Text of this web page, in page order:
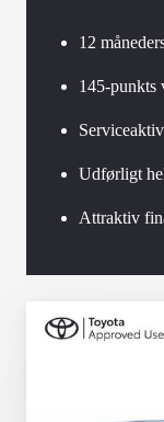
12
145-punkts
Udførligt
Attraktiv